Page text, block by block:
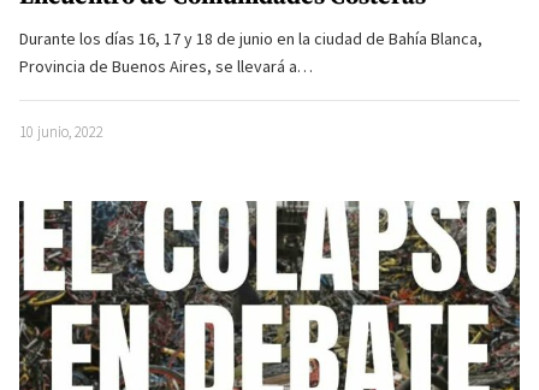
Durante los días 16, 17 y 18 de junio en la ciudad de Bahía Blanca,
Provincia de Buenos Aires, se llevará a…
10 junio, 2022